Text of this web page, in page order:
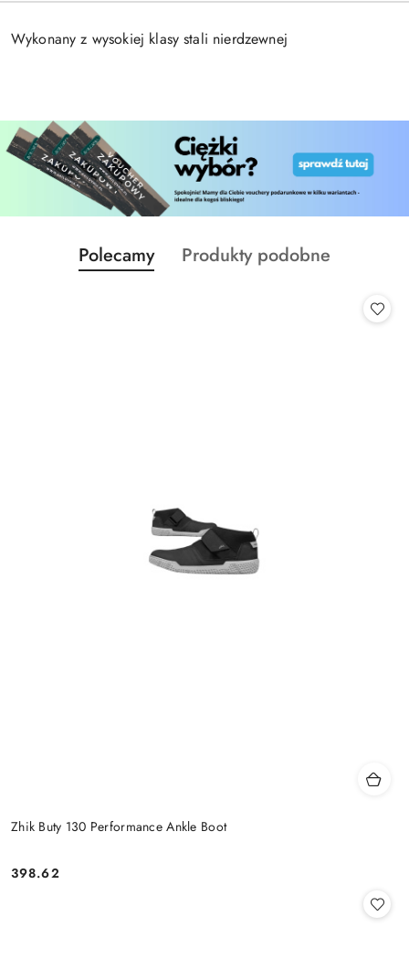
Wykonany z wysokiej klasy stali nierdzewnej
Pomiń karuzelę produktów
Produkty
o
Polecamy
Produkty
Produkty podobne
Zhik Buty 130 Performance Ankle Boot
Cena:
398.62